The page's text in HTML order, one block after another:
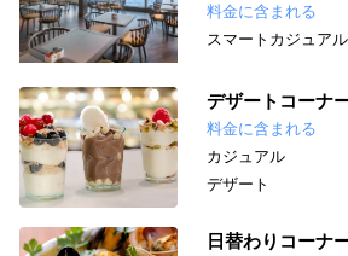
料金に含まれる
スマートカジュアル
デザートコーナ
料金に含まれる
カジュアル
デザート
日替わりコーナ